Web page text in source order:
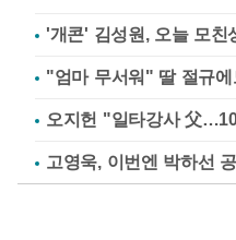
'개콘' 김성원, 오늘 모
"엄마 무서워" 딸 절규
오지헌 "일타강사 父
고영욱, 이번엔 박하선